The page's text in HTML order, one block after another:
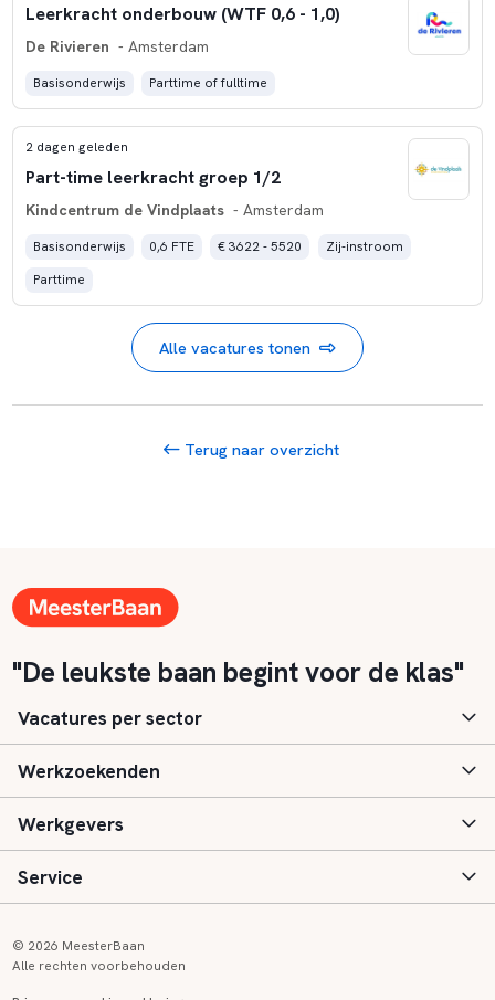
Leerkracht onderbouw (WTF 0,6 - 1,0)
De Rivieren - Amsterdam
Basisonderwijs Parttime of fulltime
2 dagen geleden
Part-time leerkracht groep 1/2
Kindcentrum de Vindplaats - Amsterdam
Basisonderwijs 0,6 FTE € 3622 - 5520
Zij-instroom
Parttime
Alle vacatures tonen
Terug naar overzicht
"De leukste baan begint voor de klas"
Vacatures per sector
Basisonderwijs
Speciaal (basis) onderwijs
Voortgezet onderwijs
Werkzoekenden
Aanmelden
Vacatures
Werkgevers
Inloggen
Service
© 2026 MeesterBaan
Alle rechten voorbehouden